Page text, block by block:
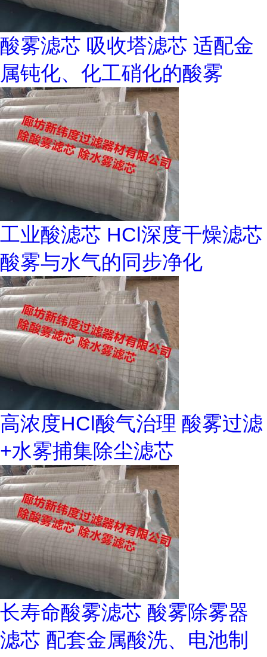
酸雾滤芯 吸收塔滤芯 适配金
属钝化、化工硝化的酸雾
工业酸滤芯 HCl深度干燥滤芯
酸雾与水气的同步净化
高浓度HCl酸气治理 酸雾过滤
+水雾捕集除尘滤芯
长寿命酸雾滤芯 酸雾除雾器
滤芯 配套金属酸洗、电池制